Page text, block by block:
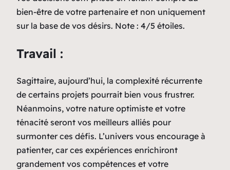
bien-être de votre partenaire et non uniquement
sur la base de vos désirs. Note : 4/5 étoiles.
Travail :
Sagittaire, aujourd’hui, la complexité récurrente
de certains projets pourrait bien vous frustrer.
Néanmoins, votre nature optimiste et votre
ténacité seront vos meilleurs alliés pour
surmonter ces défis. L’univers vous encourage à
patienter, car ces expériences enrichiront
grandement vos compétences et votre